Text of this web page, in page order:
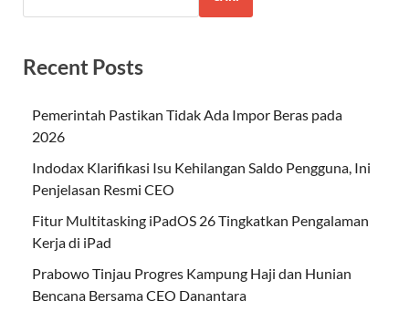
Recent Posts
Pemerintah Pastikan Tidak Ada Impor Beras pada
2026
Indodax Klarifikasi Isu Kehilangan Saldo Pengguna, Ini
Penjelasan Resmi CEO
Fitur Multitasking iPadOS 26 Tingkatkan Pengalaman
Kerja di iPad
Prabowo Tinjau Progres Kampung Haji dan Hunian
Bencana Bersama CEO Danantara